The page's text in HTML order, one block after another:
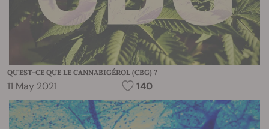
QU'EST-CE QUE LE CANNABIGÉROL (CBG) ?
11 May 2021 140